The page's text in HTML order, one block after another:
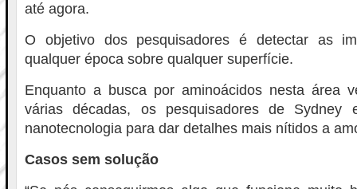
até agora.
O objetivo dos pesquisadores é detectar as
qualquer época sobre qualquer superfície.
Enquanto a busca por aminoácidos nesta área
várias décadas, os pesquisadores de Sydney
nanotecnologia para dar detalhes mais nítidos a
Casos sem solução